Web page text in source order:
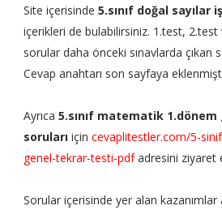
Site içerisinde 5.sınıf doğal
içerikleri de bulabilirsiniz. 1.test,
sorular daha önceki sınavlarda çıkan
Cevap anahtarı son sayfaya
Ayrıca 5.sınıf matematik
sorularıiçin cevaplitestler.com/5-
genel-tekrar-testi-pdfadresini ziyaret
Sorular içerisinde yer alan kazanımlar